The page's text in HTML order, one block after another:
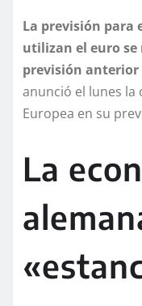
La previsión para
utilizan el euro se
previsión anterior
anunció el lunes la
Europea en su
La